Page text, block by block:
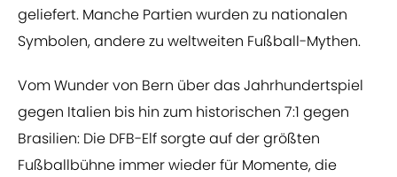
geliefert. Manche Partien wurden zu nationalen
Symbolen, andere zu weltweiten Fußball-Mythen.
Vom Wunder von Bern über das Jahrhundertspiel
gegen Italien bis hin zum historischen 7:1 gegen
Brasilien: Die DFB-Elf sorgte auf der größten
Fußballbühne immer wieder für Momente, die